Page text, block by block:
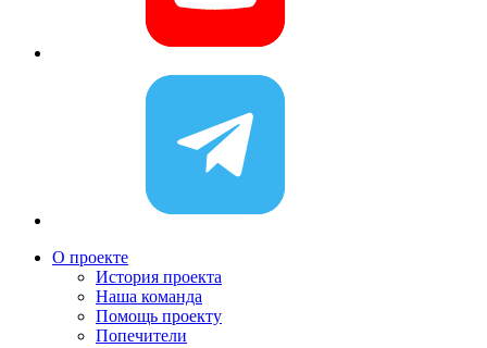
О проекте
История проекта
Наша команда
Помощь проекту
Попечители